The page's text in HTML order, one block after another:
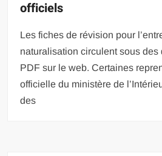
officiels
Les fiches de révision pour
naturalisation circulent sous des
PDF sur le web. Certaines
officielle du ministère de
des